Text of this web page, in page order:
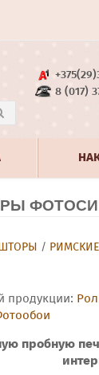
8 (017)
ШТОРЫ /
продукции:
пробную